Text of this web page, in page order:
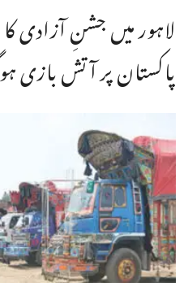
لاہور میں جشنِ آزادی کا
پاکستان پر آتش بازی